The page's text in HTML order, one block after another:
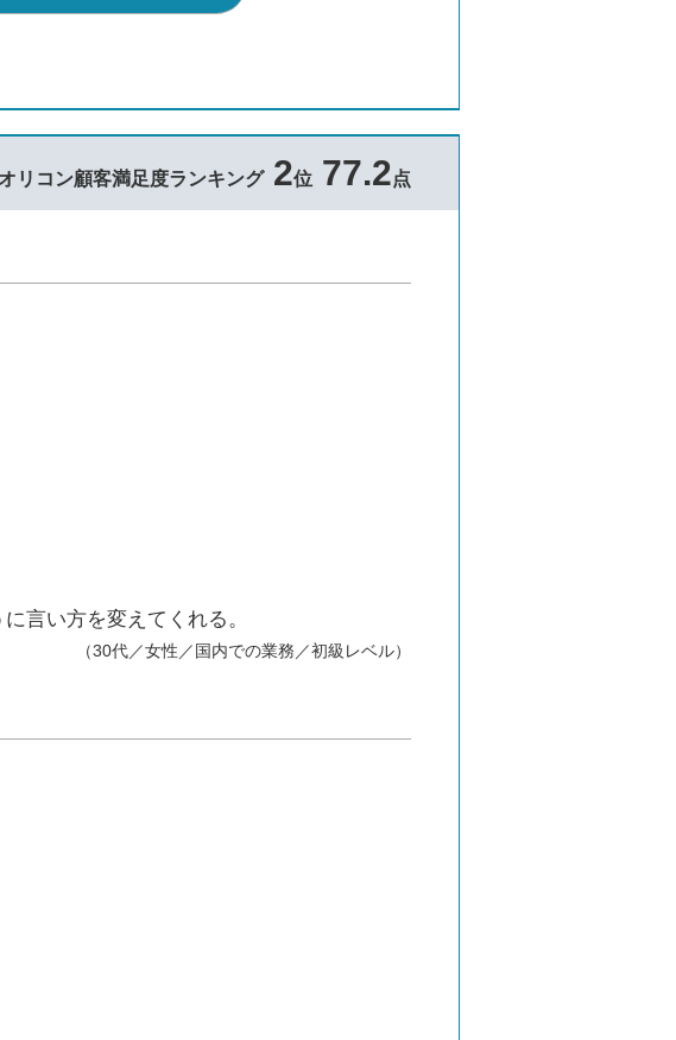
オリコン顧客満足度ランキング2位 77.2点
言い方を変えてくれる。
（30代／女性／国内での業務／初級レベル）